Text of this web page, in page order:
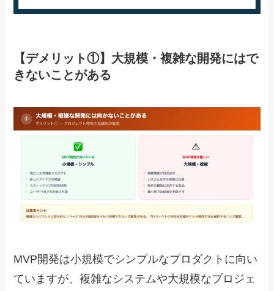
【デメリット①】大規模・複雑な開発にはで
きないことがある
MVP開発は小規模でシンプルなプロダクトに向い
ていますが、複雑なシステムや大規模なプロジェ